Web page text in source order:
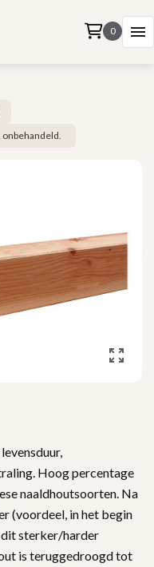
0
onbehandeld.
Hoog percentage
naaldhoutsoorten. Na
(voordeel, in het begin
sterker/harder
is teruggedroogd tot